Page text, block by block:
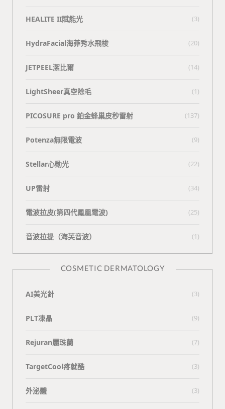
HEALITE II賦能光 (3)
HydraFacial海菲秀水飛梭 (20)
JETPEEL潔比爾 (14)
LightSheer真空除毛 (1)
PICOSURE pro 鉑金蜂巢皮秒雷射 (137)
Potenza無限電波 (9)
Stellar心動光 (22)
UP雷射 (34)
電波拉皮(第四代鳳凰電波) (25)
⾳波拉提（海芙⾳波） (1)
COSMETIC DERMATOLOGY
AI美光針 (3)
PLT凍晶 (9)
Rejuran麗珠蘭 (7)
TargetCool疼就酷 (3)
外泌體 (3)